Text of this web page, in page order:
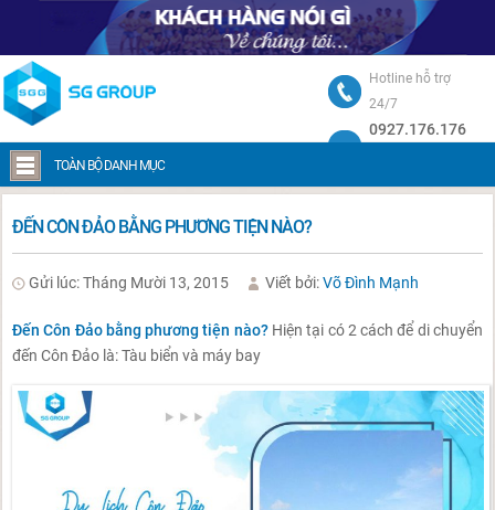
Hotline hỗ trợ
24/7
0927.176.176
TOÀN BỘ DANH MỤC
Trang chủ
ĐẾN CÔN ĐẢO BẰNG PHƯƠNG TIỆN NÀO?
Gửi lúc: Tháng Mười 13, 2015 Viết bởi:Võ Đình Mạnh
Đến Côn Đảo bằng phương tiện nào?Hiện tại có 2 cách để di chuyển
đến Côn Đảo là: Tàu biển và máy bay